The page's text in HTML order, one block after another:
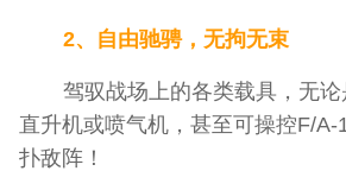
2、自由驰骋，无拘无束
驾驭战场上的各类载具，无论
直升机或喷气机，甚至可操控F/A-
扑敌阵！